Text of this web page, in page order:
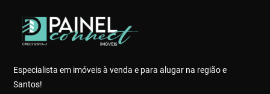
Especialista em imóveis à venda e para alugar na região e
Santos!